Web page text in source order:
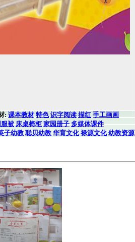
:课本教材 特色 识字阅读 描红 手工画画
被 床桌椅柜 家园册子 多媒体课件
子幼教 聪贝幼教 华育文化 禄源文化 幼教资源